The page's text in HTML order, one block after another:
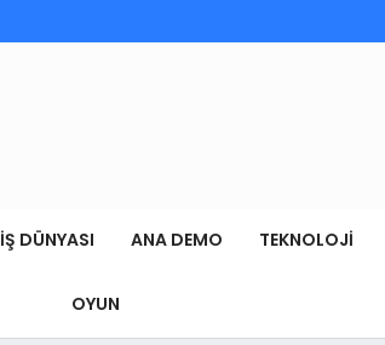
İŞ DÜNYASI ANA DEMO TEKNOLOJI
OYUN